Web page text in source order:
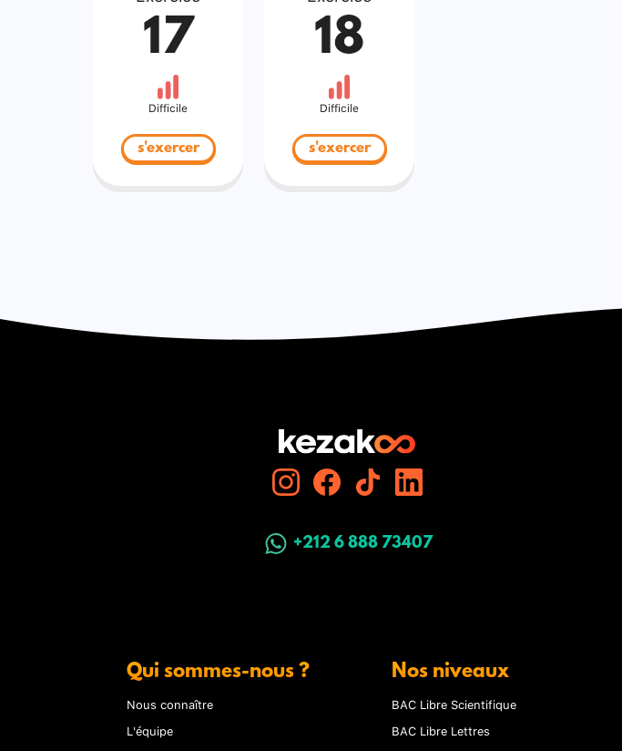
17
Difficile
s'exercer
18
Difficile
s'exercer
+212 6 888 73407
Qui sommes-nous ?
Nous connaître
L'équipe
Nos niveaux
BAC Libre Scientifique
BAC Libre Lettres